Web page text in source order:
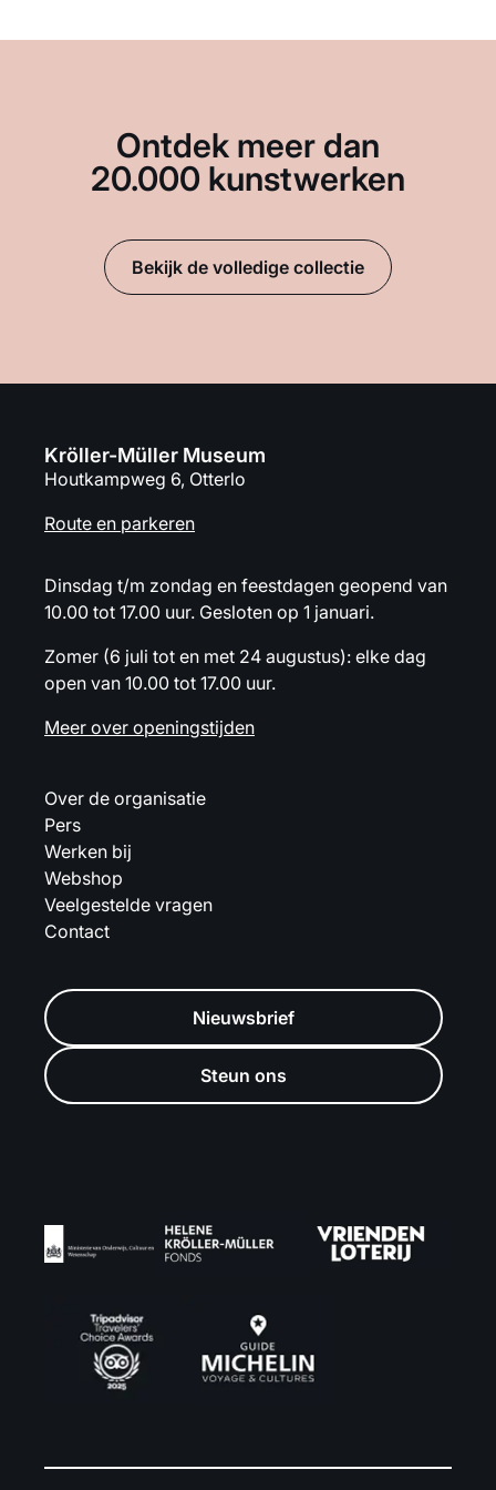
Ontdek meer dan
20.000 kunstwerken
Bekijk de volledige collectie
Kröller-Müller Museum
Houtkampweg 6, Otterlo
Route en parkeren
Dinsdag t/m zondag en feestdagen geopend van
10.00 tot 17.00 uur. Gesloten op 1 januari.
Zomer (6 juli tot en met 24 augustus): elke dag
open van 10.00 tot 17.00 uur.
Meer over openingstijden
Over de organisatie
Pers
Werken bij
Webshop
Veelgestelde vragen
Contact
Nieuwsbrief
Steun ons